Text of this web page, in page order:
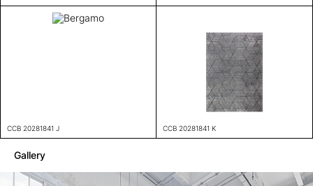
CCB 20281841 J CCB 20281841 K
Gallery